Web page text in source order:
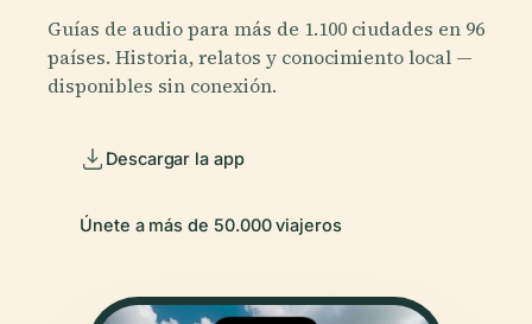
Guías de audio para más de 1.100 ciudades en 96
países. Historia, relatos y conocimiento local —
disponibles sin conexión.
Descargar la app
Únete a más de 50.000 viajeros